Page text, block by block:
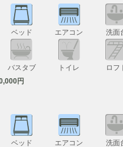
ベッド エアコン 洗面
バスタブ トイレ ロフ
円
ベッド エアコン 洗面